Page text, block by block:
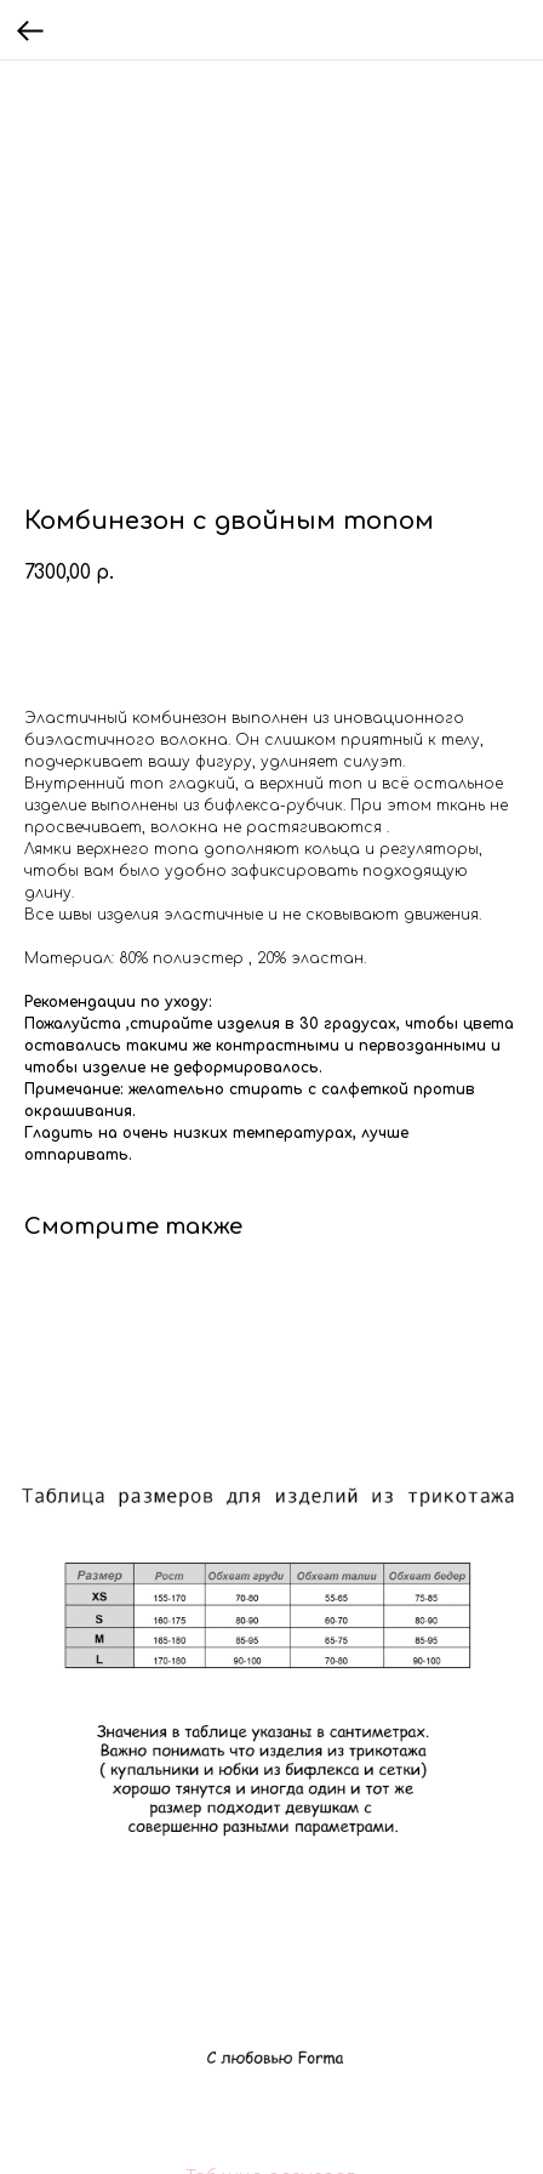
Комбинезон с двойным топом
7300,00 р.
Эластичный комбинезон выполнен из иновационного
биэластичного волокна. Он слишком приятный к телу,
подчеркивает вашу фигуру, удлиняет силуэт.
Внутренний топ гладкий, а верхний топ и всё остальное
изделие выполнены из бифлекса-рубчик. При этом ткань не
просвечивает, волокна не растягиваются .
Лямки верхнего топа дополняют кольца и регуляторы,
чтобы вам было удобно зафиксировать подходящую
длину.
Все швы изделия эластичные и не сковывают движения.
Материал: 80% полиэстер , 20% эластан.
Рекомендации по уходу:
Пожалуйста ,стирайте изделия в 30 градусах, чтобы цвета
оставались такими же контрастными и первозданными и
чтобы изделие не деформировалось.
Примечание: желательно стирать с салфеткой против
окрашивания.
Гладить на очень низких температурах, лучше
отпаривать.
Смотрите также